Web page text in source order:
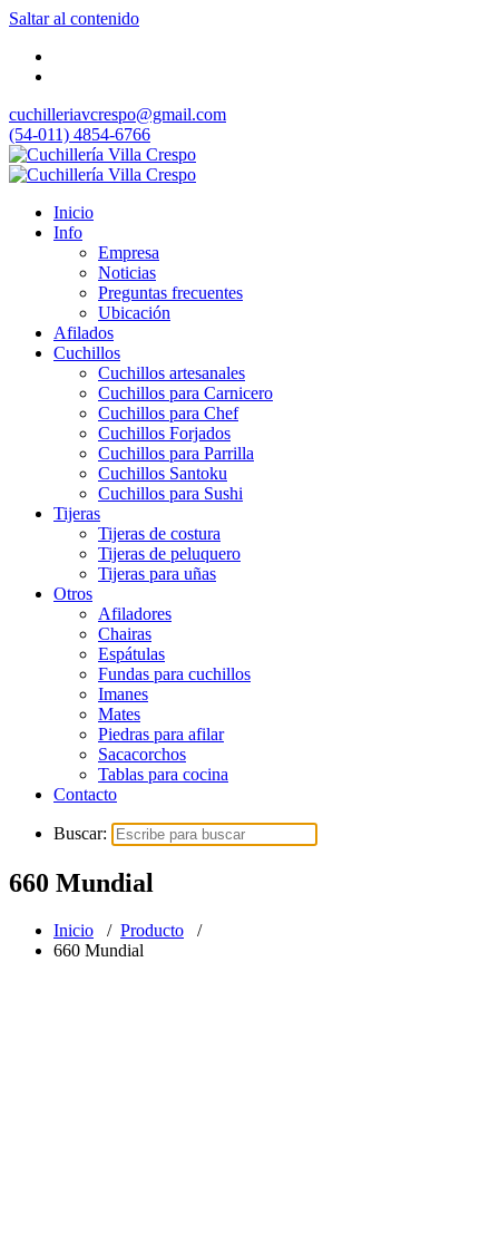
Saltar al contenido
cuchilleriavcrespo@gmail.com
(54-011) 4854-6766
Inicio
Info
Empresa
Noticias
Preguntas frecuentes
Ubicación
Afilados
Cuchillos
Cuchillos artesanales
Cuchillos para Carnicero
Cuchillos para Chef
Cuchillos Forjados
Cuchillos para Parrilla
Cuchillos Santoku
Cuchillos para Sushi
Tijeras
Tijeras de costura
Tijeras de peluquero
Tijeras para uñas
Otros
Afiladores
Chairas
Espátulas
Fundas para cuchillos
Imanes
Mates
Piedras para afilar
Sacacorchos
Tablas para cocina
Contacto
Buscar:
660 Mundial
Inicio / Producto /
660 Mundial